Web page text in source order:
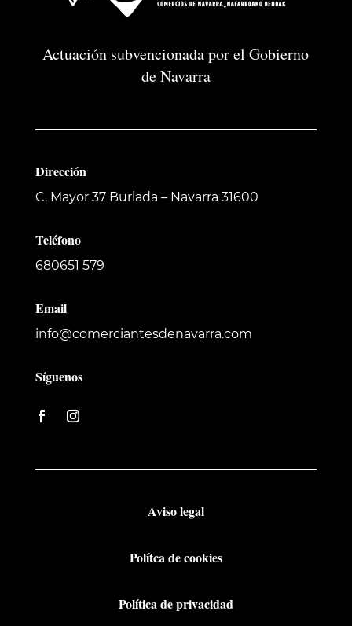
Actuación subvencionada por el Gobierno
de Navarra
Dirección
C. Mayor 37Burlada – Navarra 31600
Teléfono
680651 579
Email
info@comerciantesdenavarra.com
Síguenos
Aviso legal
Polítca de cookies
Política de privacidad